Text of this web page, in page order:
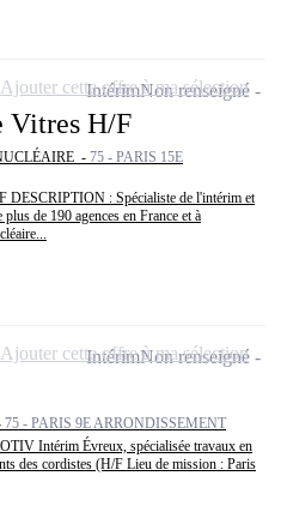
Vitres H/F
- 75 - PARIS 15E
DESCRIPTION : Spécialiste de l'intérim et
de 190 agences en France et à
IntérimNon renseigné
Ajouter cette offre à ma sélection
75 - PARIS 9E ARRONDISSEMENT
Intérim Évreux, spécialisée travaux en
des cordistes (H/F Lieu de mission : Paris
IntérimNon renseigné
Ajouter cette offre à ma sélection